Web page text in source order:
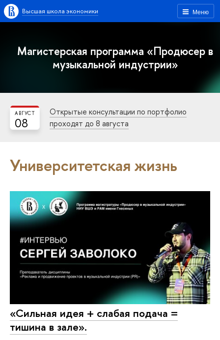
Меню
Высшая школа экономики
Магистерская программа «Продюсер в
музыкальной индустрии»
08
АВГУСТ
Открытые консультации по портфолио
проходят до 8 августа
Университетская жизнь
«Сильная идея + слабая подача =
тишина в зале».